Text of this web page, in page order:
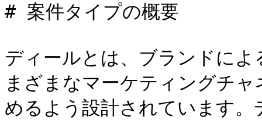
# 案件タイプの概要
ディールとは、ブランドに
まざまなマーケティングチ
めるよう設計されています